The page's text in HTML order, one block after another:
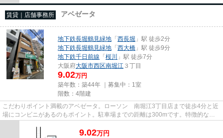
賃貸｜店舗事務所 アベゼータ
地下鉄長堀鶴見緑地 「西長堀 」駅 徒歩2分
地下鉄長堀鶴見緑地 「西大橋 」駅 徒歩9分
地下鉄千日前線 「桜川
」駅 徒歩7分
大阪府大阪市西区南堀江 ３丁目
9.02万円
築年数：築44年 ｜募集中： 1室
階数：4階建
こだわりポイント満載のアベゼータ。ローソン 南堀江3丁目店まで徒歩4分と近
場にコンビニがあるのもポイント。駐車場までの距離は300mです。特徴的な外
観と洗練された設計の内装を持...
9.02万円